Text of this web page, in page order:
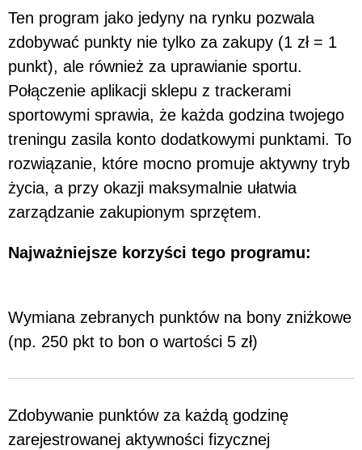
Ten program jako jedyny na rynku pozwala
zdobywać punkty nie tylko za zakupy (1 zł = 1
punkt), ale również za uprawianie sportu.
Połączenie aplikacji sklepu z trackerami
sportowymi sprawia, że każda godzina twojego
treningu zasila konto dodatkowymi punktami. To
rozwiązanie, które mocno promuje aktywny tryb
życia, a przy okazji maksymalnie ułatwia
zarządzanie zakupionym sprzętem.
Najważniejsze korzyści tego programu:
Wymiana zebranych punktów na bony zniżkowe
(np. 250 pkt to bon o wartości 5 zł)
Zdobywanie punktów za każdą godzinę
zarejestrowanej aktywności fizycznej